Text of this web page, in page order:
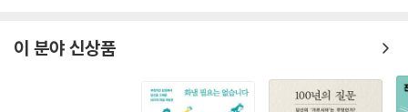
이 분야 신상품